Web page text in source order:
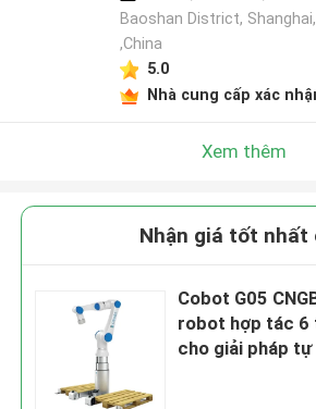
Baoshan District,
,China
5.0
Nhà cung cấp xác
Xem thêm
Nhận giá tốt nhất
Cobot G05
robot hợp tác 6
cho giải pháp